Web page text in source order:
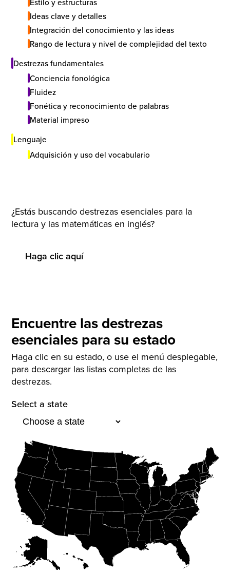
Ideas clave y detalles
Integración del conocimiento y las ideas
Rango de lectura y nivel de complejidad del texto
Destrezas fundamentales
Conciencia fonológica
Fluidez
Fonética y reconocimiento de palabras
Material impreso
Lenguaje
Adquisición y uso del vocabulario
¿Estás buscando destrezas esenciales para la
lectura y las matemáticas en inglés?
Haga clic aquí
Encuentre las destrezas
esenciales para su estado
Haga clic en su estado, o use el menú desplegable,
para descargar las listas completas de las
destrezas.
Select a state